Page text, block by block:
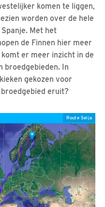
komen te liggen,
worden over de hele
Met het
de Finnen hier meer
er meer inzicht in de
broedgebieden. In
gekozen voor
broedgebied eruit?
Route Selja